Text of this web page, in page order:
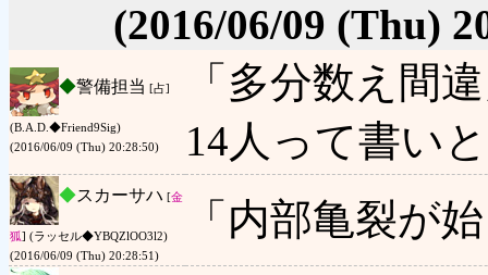
(2016/06/09 (Thu)
◆警備担当 [占]
(B.A.D.◆Friend9Sig)
(2016/06/09 (Thu) 20:28:50)
「多分数え間
14人って書い
◆スカーサハ [金
狐] (ラッセル◆YBQZlOO3l2)
(2016/06/09 (Thu) 20:28:51)
「内部亀裂が